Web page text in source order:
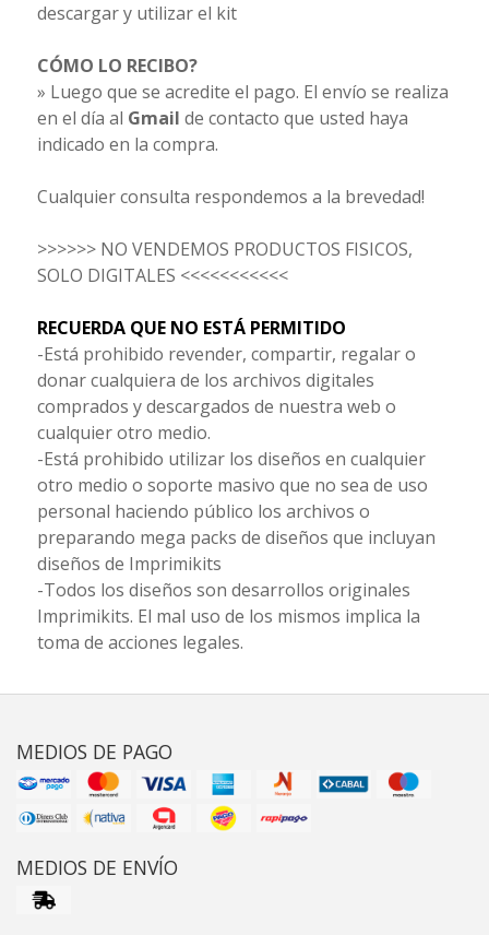
descargar y utilizar el kit
CÓMO LO RECIBO?
» Luego que se acredite el pago. El envío se realiza
en el día al Gmail de contacto que usted haya
indicado en la compra.
Cualquier consulta respondemos a la brevedad!
>>>>>> NO VENDEMOS PRODUCTOS FISICOS,
SOLO DIGITALES <<<<<<<<<<<
RECUERDA QUE NO ESTÁ PERMITIDO
-Está prohibido revender, compartir, regalar o
donar cualquiera de los archivos digitales
comprados y descargados de nuestra web o
cualquier otro medio.
-Está prohibido utilizar los diseños en cualquier
otro medio o soporte masivo que no sea de uso
personal haciendo público los archivos o
preparando mega packs de diseños que incluyan
diseños de Imprimikits
-Todos los diseños son desarrollos originales
Imprimikits. El mal uso de los mismos implica la
toma de acciones legales.
MEDIOS DE PAGO
MEDIOS DE ENVÍO